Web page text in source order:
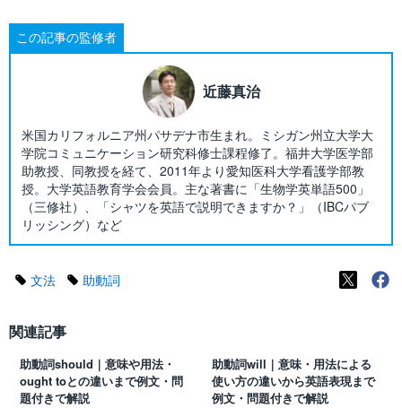
この記事の監修者
近藤真治
米国カリフォルニア州パサデナ市生まれ。ミシガン州立大学大
学院コミュニケーション研究科修士課程修了。福井大学医学部
助教授、同教授を経て、2011年より愛知医科大学看護学部教
授。大学英語教育学会会員。主な著書に「生物学英単語500」
（三修社）、「シャツを英語で説明できますか？」（IBCパブ
リッシング）など
文法 助動詞
関連記事
助動詞should｜意味や用法・
ought toとの違いまで例文・問
題付きで解説
助動詞will｜意味・用法による
使い方の違いから英語表現まで
例文・問題付きで解説